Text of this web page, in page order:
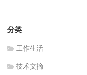
分类
工作生活
技术文摘